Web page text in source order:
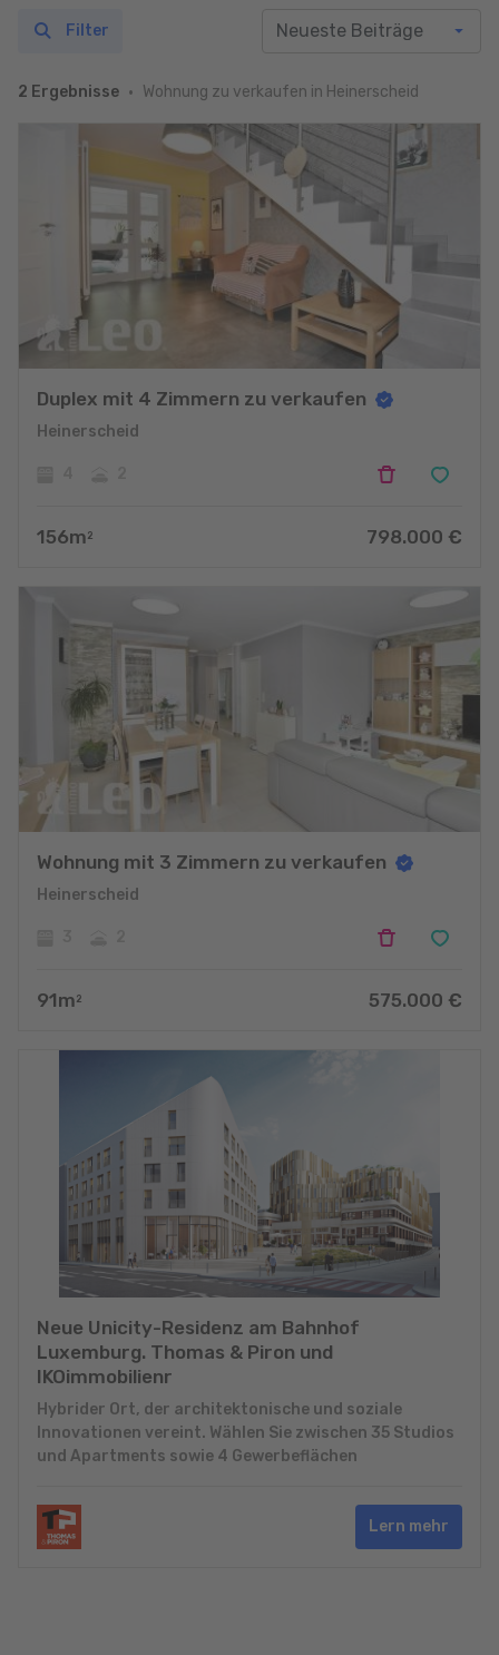
2 Ergebnisse Wohnung zu verkaufen in Heinerscheid
Filter
Duplex mit 4 Zimmern zu verkaufen
Heinerscheid
156m 2 798.000 €
Wohnung mit 3 Zimmern zu verkaufen
Heinerscheid
91m 2 575.000 €
Neue Unicity-Residenz am Bahnhof
Luxemburg. Thomas & Piron und
IKOimmobilienr
Hybrider Ort, der architektonische und soziale
Innovationen vereint. Wählen Sie zwischen 35 Studios
und Apartments sowie 4 Gewerbeflächen
Lern mehr